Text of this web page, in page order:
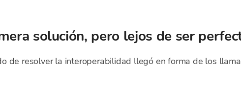
solución, pero lejos de ser
de resolver la interoperabilidad llegó en forma de los